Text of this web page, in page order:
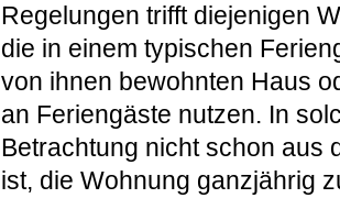
Regelungen trifft diejenigen
die in einem typischen
von ihnen bewohnten Haus
an Feriengäste nutzen. In
Betrachtung nicht schon aus
ist, die Wohnung ganzjährig